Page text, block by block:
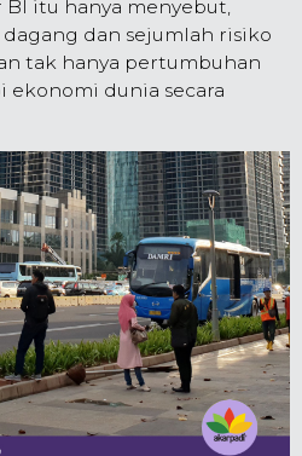
BI itu hanya menyebut,
dan sejumlah risiko
tak hanya pertumbuhan
ekonomi dunia secara